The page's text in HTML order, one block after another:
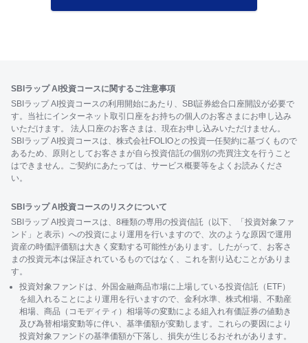
SBIラップ AI投資コースに関するご注意事項
SBIラップ AI投資コースの利用開始にあたり、SBI証券総合口座開設が必要で
す。当社にインターネット取引口座をお持ちの個人のお客さまにお申し込み
いただけます。 法人口座のお客さまは、現在お申し込みいただけません。
SBIラップ AI投資コースは、株式会社FOLIOとの投資一任契約に基づくもので
あるため、原則としてお客さまが自ら投資信託の個別の売買注文を行うこと
はできません。ご契約にあたっては、サービス概要等をよくお読みくださ
い。
SBIラップ AI投資コースのリスクについて
SBIラップ AI投資コースは、8種類の専用の投資信託（以下、「投資対象ファ
ンド」と表示）への投資により運用を行いますので、次のような原因で運用
資産の時価評価額は大きく変動する可能性があります。したがって、お客さ
まの投資元本は保証されているものではなく、これを割り込むことがありま
す。
投資対象ファンドは、外国金融商品市場に上場している投資信託（ETF）
を組入れることにより運用を行いますので、金利水準、株式相場、不動産
相場、商品（コモディティ）相場等の変動による組入れ有価証券の値動き
及び為替相場変動等に伴い、基準価額が変動します。これらの要因により
投資対象ファンドの基準価額が下落し、損失が生じるおそれがあります。